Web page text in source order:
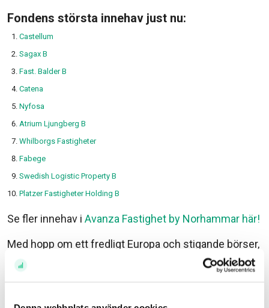
Fondens största innehav just nu:
Castellum
Sagax B
Fast. Balder B
Catena
Nyfosa
Atrium Ljungberg B
Whilborgs Fastigheter
Fabege
Swedish Logistic Property B
Platzer Fastigheter Holding B
Se fler innehav i Avanza Fastighet by Norhammar här!
Med hopp om ett fredligt Europa och stigande börser,
Peter Norhammar.